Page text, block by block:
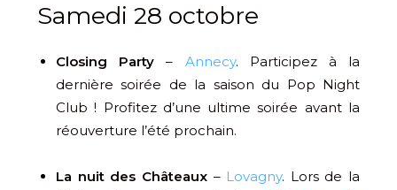
Samedi 28 octobre
Closing Party– Annecy. Participez à la
dernière soirée de la saison du Pop Night
Club ! Profitez d’une ultime soirée avant la
réouverture l’été prochain.
La nuit des Châteaux– Lovagny. Lors de la